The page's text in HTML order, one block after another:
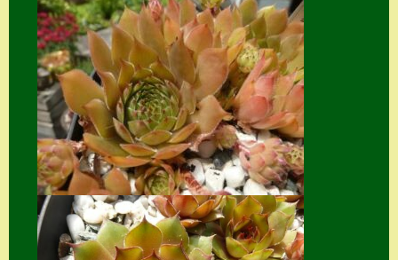
Warenkorb
Widerrufsbelehru
ng
Zahlung
Zahlungs- &
Versandinfos
Zubehör
Zubehör